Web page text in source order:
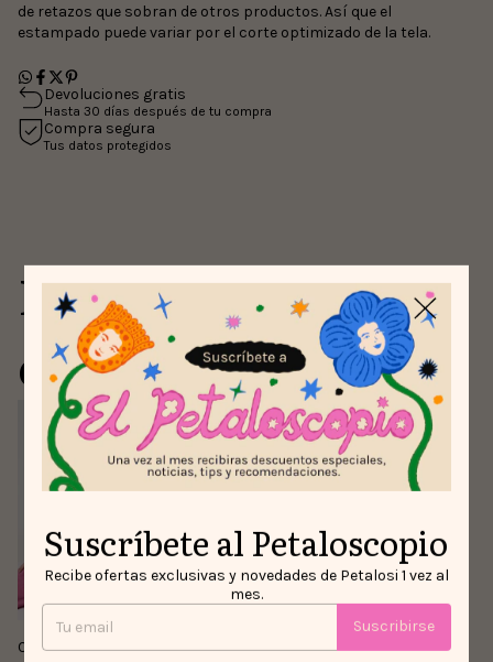
de retazos que sobran de otros productos. Así que el
estampado puede variar por el corte optimizado de la tela.
Devoluciones gratis
Hasta 30 días después de tu compra
Compra segura
Tus datos protegidos
Para comprar con
este producto
Camisa Criaturas del Bosque
Suscríbete al Petaloscopio
Recibe ofertas exclusivas y novedades de Petalosi 1 vez al
mes.
Suscribirse